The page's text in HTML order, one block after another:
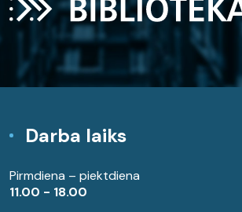
Darba laiks
Pirmdiena – piektdiena
11.00 - 18.00